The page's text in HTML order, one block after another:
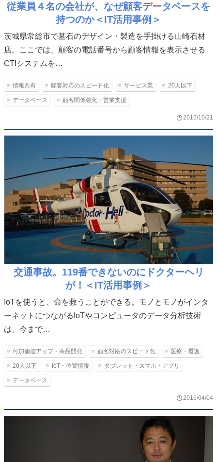
従業員４名の会社が、なぜ顧客データベースを
持つのか＜IT活用事例＞
茨城県常総市で墓石のデザイン・製造を手掛ける山崎石材
店。ここでは、顧客の電話番号から顧客情報を表示させる
CTIシステムを…
情報共有 顧客対応のスピード化 サービス業 20人以下
データベース 顧客関係強化・営業支援
2016/10/21
交通事故。119番できないのにドクターヘリ
が！＜IT活用事例＞
IoTを使うと、命を救うことができる。モノとモノがインタ
ーネットにつながるIoTやコンピュータのデータ分析技術
は、今まで…
付加価値アップ・商品開発 顧客対応のスピード化 医療・看護
20人以下 IoT・位置情報 タブレット・スマホ・アプリ
データベース
2016/04/04